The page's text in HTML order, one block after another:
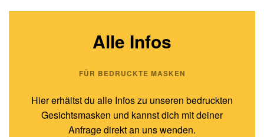
Alle Infos
FÜR BEDRUCKTE MASKEN
Hier erhältst du alle Infos zu unseren bedruckten
Gesichtsmasken und kannst dich mit deiner
Anfrage direkt an uns wenden.